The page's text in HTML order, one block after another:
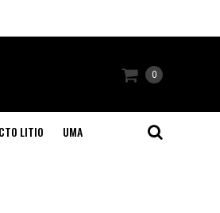
0
LITIO UMA